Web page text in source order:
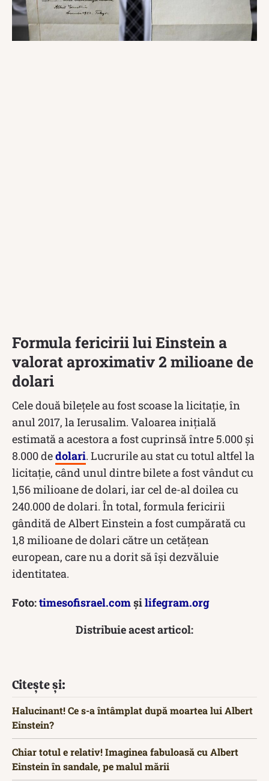
Formula fericirii lui Einstein a
valorat aproximativ 2 milioane de
dolari
Cele două bilețele au fost scoase la licitație, în
anul 2017, la Ierusalim. Valoarea inițială
estimată a acestora a fost cuprinsă între 5.000 și
8.000 dedolari. Lucrurile au stat cu totul altfel la
licitație, când unul dintre bilete a fost vândut cu
1,56 milioane de dolari, iar cel de-al doilea cu
240.000 de dolari. În total, formula fericirii
gândită de Albert Einstein a fost cumpărată cu
1,8 milioane de dolari către un cetățean
european, care nu a dorit să își dezvăluie
identitatea.
Foto:timesofisrael.comșilifegram.org
Distribuie acest articol:
Citește și:
Halucinant! Ce s-a întâmplat după moartea lui Albert
Einstein?
Chiar totul e relativ! Imaginea fabuloasă cu Albert
Einstein în sandale, pe malul mării